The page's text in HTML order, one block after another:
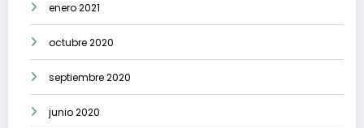
enero 2021
octubre 2020
septiembre 2020
junio 2020